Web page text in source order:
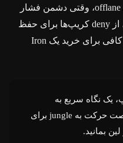
جبران شود. یک مثال عملی: در لین offlane، وقتی دشمن فشار
می‌آورد، به جای عقب‌نشینی کامل، از deny کريپ‌ها برای حفظ
سطح استفاده کنید و همزمان gold کافی برای خرید یک Iron
یک نگاه سریع به
minimap بیندازید تا بدانید آیا فرصت حرکت به jungle برای